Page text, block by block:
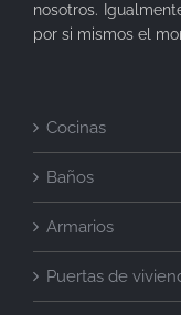
nosotros.
por si mismos el
Cocinas
Baños
Armarios
Puertas de